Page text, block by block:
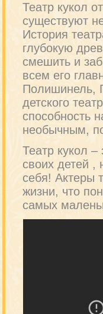
Театр кукол
существуют
История
глубокую
смешить и
всем его
Полишинель,
детского
способность
необычным,
Театр кукол
своих детей ,
себя! Актеры
жизни, что
самых